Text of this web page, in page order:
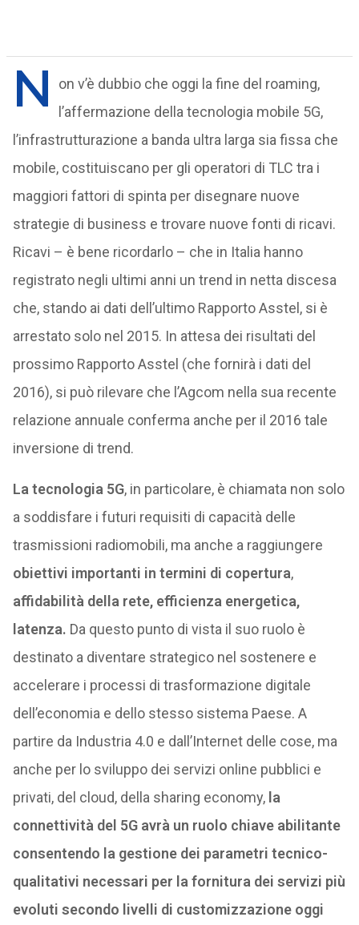
N
on v’è dubbio che oggi la fine del roaming,
l’affermazione della tecnologia mobile 5G,
l’infrastrutturazione a banda ultra larga sia fissa che
mobile, costituiscano per gli operatori di TLC tra i
maggiori fattori di spinta per disegnare nuove
strategie di business e trovare nuove fonti di ricavi.
Ricavi – è bene ricordarlo – che in Italia hanno
registrato negli ultimi anni un trend in netta discesa
che, stando ai dati dell’ultimo Rapporto Asstel, si è
arrestato solo nel 2015. In attesa dei risultati del
prossimo Rapporto Asstel (che fornirà i dati del
2016), si può rilevare che l’Agcom nella sua recente
relazione annuale conferma anche per il 2016 tale
inversione di trend.
La tecnologia 5G, in particolare, è chiamata non solo
a soddisfare i futuri requisiti di capacità delle
trasmissioni radiomobili, ma anche a raggiungere
obiettivi importanti in termini di copertura,
affidabilità della rete, efficienza energetica,
latenza. Da questo punto di vista il suo ruolo è
destinato a diventare strategico nel sostenere e
accelerare i processi di trasformazione digitale
dell’economia e dello stesso sistema Paese. A
partire da Industria 4.0 e dall’Internet delle cose, ma
anche per lo sviluppo dei servizi online pubblici e
privati, del cloud, della sharing economy,la
connettività del 5G avrà un ruolo chiave abilitante
consentendo la gestione dei parametri tecnico-
qualitativi necessari per la fornitura dei servizi più
evoluti secondo livelli di customizzazione oggi